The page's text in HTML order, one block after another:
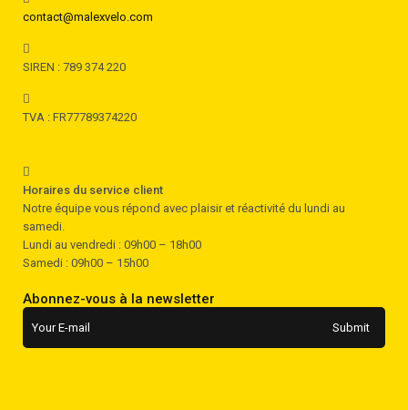
contact@malexvelo.com
SIREN : 789 374 220
TVA : FR77789374220
Horaires du service client
Notre équipe vous répond avec plaisir et réactivité du lundi au
samedi.
Lundi au vendredi : 09h00 – 18h00
Samedi : 09h00 – 15h00
Abonnez-vous à la newsletter